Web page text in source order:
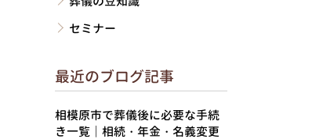
セミナー
最近のブログ記事
相模原市で葬儀後に必要な手続
き一覧｜相続・年金・名義変更